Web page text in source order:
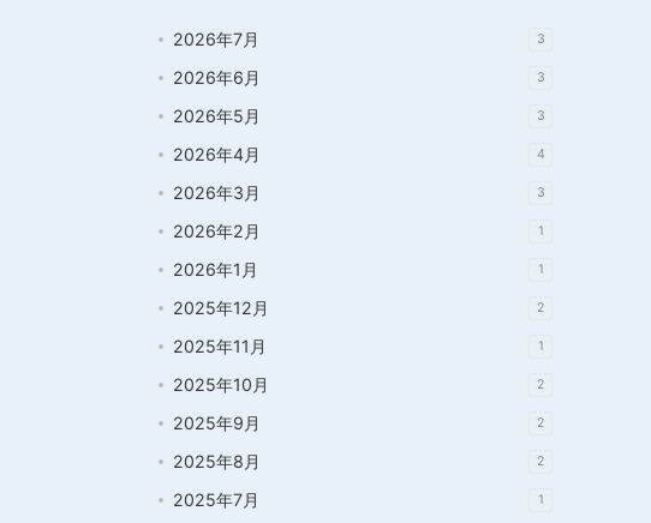
2026年7月 3
2026年6月 3
2026年5月 3
2026年4月 4
2026年3月 3
2026年2月 1
2026年1月 1
2025年12月 2
2025年11月 1
2025年10月 2
2025年9月 2
2025年8月 2
2025年7月 1